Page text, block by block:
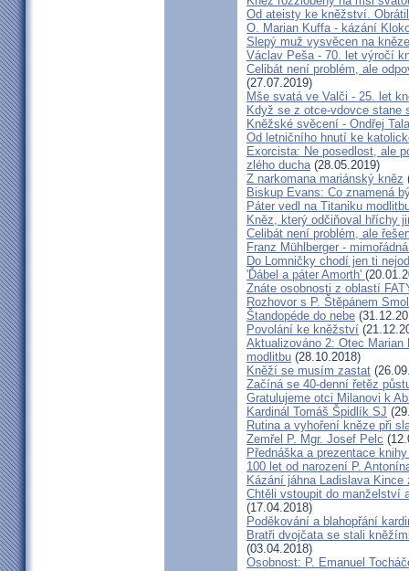
Od ateisty ke kněžství.
O. Marian Kuffa - kázání
Slepý muž vysvěcen na kněze
Václav Peša - 70. let výročí
Celibát není problém, ale
(27.07.2019)
Mše svatá ve Valči - 25. let
Když se z otce-vdovce stane
Kněžské svěcení - Ondřej
Od letničního hnutí ke
Exorcista: Ne posedlost, ale
zlého ducha(28.05.2019)
Z narkomana mariánský kněz
Biskup Evans: Co znamená
Páter vedl na Titaniku
Kněz, který odčiňoval hříchy
Celibát není problém, ale
Franz Mühlberger -
Do Lomničky chodí jen ti
'Ďábel a páter Amorth'
Znáte osobnosti z oblastí
Rozhovor s P. Štěpánem
Štandopéde do nebe
Povolání ke kněžství
Aktualizováno 2: Otec
modlitbu (28.10.2018)
Kněží se musím zastat
Začíná se 40-denní řetěz
Gratulujeme otci Milanovi k
Kardinál Tomáš Špidlík SJ
Rutina a vyhoření kněze při
Zemřel P. Mgr. Josef Pelc
Přednáška a prezentace
100 let od narození P.
Kázání jáhna Ladislava
Chtěli vstoupit do manželství
(17.04.2018)
Poděkování a blahopřání
Bratři dvojčata se stali
(03.04.2018)
Osobnost: P. Emanuel